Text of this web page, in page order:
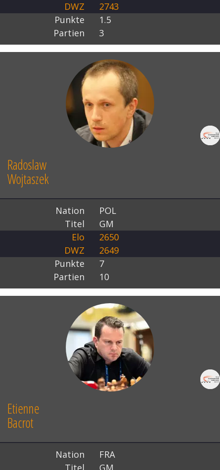
DWZ
2743
Punkte
1.5
Partien
3
Radoslaw
Wojtaszek
Nation
POL
Titel
GM
Elo
2650
DWZ
2649
Punkte
7
Partien
10
Etienne
Bacrot
Nation
FRA
Titel
GM